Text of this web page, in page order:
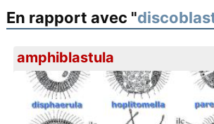
En rapport avec "
amphiblastula